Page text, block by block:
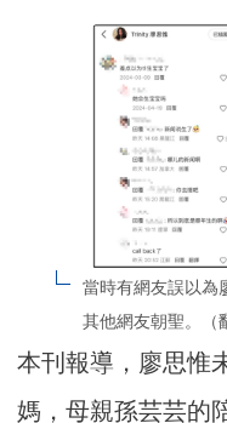
當時有網友誤以為
其他網友朝聖。（
本刊報導，廖思惟
媽，母親孫芸芸的